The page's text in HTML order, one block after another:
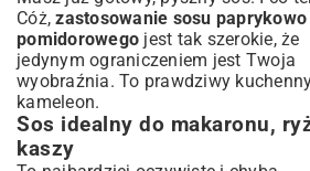
Cóż,zastosowanie sosu paprykowo
pomidorowego jest tak szerokie, że
jedynym ograniczeniem jest Twoja
wyobraźnia. To prawdziwy
kameleon.
Sos idealny do makaronu,
kaszy